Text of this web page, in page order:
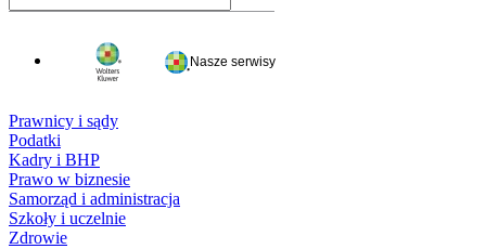
Nasze serwisy
Prawnicy i sądy
Podatki
Kadry i BHP
Prawo w biznesie
Samorząd i administracja
Szkoły i uczelnie
Zdrowie